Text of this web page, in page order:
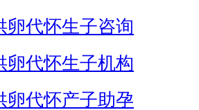
卵代怀生子咨询
卵代怀生子机构
卵代怀产子助孕